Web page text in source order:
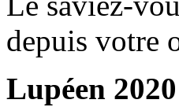
depuis votre
Lupéen 2020